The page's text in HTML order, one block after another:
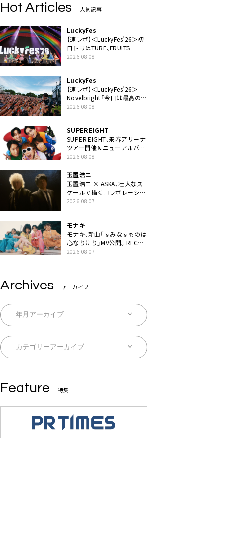
Hot Articles 人気記事
LuckyFes
【速レポ】＜LuckyFes’26＞初
日トリはTUBE、FRUITS
ZIPPERや綾小路翔、鬼龍院翔
うだい」
2026.08.08
LuckyFes
【速レポ】＜LuckyFes’26＞
Novelbright「今日は最高のフ
ェス日和。最高の休日を、最
2026.08.08
SUPER EIGHT
SUPER EIGHT、来春アリーナ
ツアー開催＆ニューアルバム
発売決定げるEP『ダンダー
2026.08.08
玉置浩二
玉置浩二 × ASKA、壮大なス
ケールで描くコラボレーショ
ン曲「音銀河」リリース決定。
2026.08.07
モナキ
モナキ、新曲「すみなすものは
心なりけり」MV公開。RECの
ギターにEvery Little Thing・
2026.08.07
Archives アーカイブ
Feature 特集